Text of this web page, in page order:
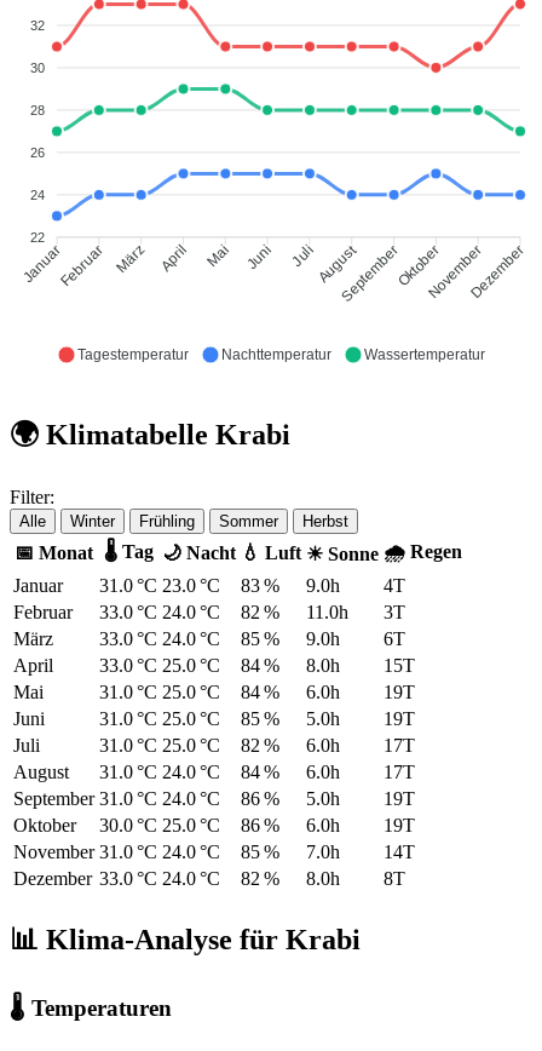
32
30
28
26
24
22
JanuarFebruar März April Mai Juni Juli AugustSeptemberOktoberNovemberDezember
Tagestemperatur Nachttemperatur Wassertemperatur
🌍 Klimatabelle Krabi
Filter:
Alle Winter Frühling Sommer Herbst
📅 Monat 🌡 Tag 🌙 Nacht 💧 Luft ☀ Sonne 🌧 Regen
Januar
31.0 °C 23.0 °C 83 % 9.0h
4T
Februar
33.0 °C 24.0 °C 82 % 11.0h
3T
März
33.0 °C 24.0 °C 85 % 9.0h
6T
April
33.0 °C 25.0 °C 84 % 8.0h
15T
Mai
31.0 °C 25.0 °C 84 % 6.0h
19T
Juni
31.0 °C 25.0 °C 85 % 5.0h
19T
Juli
31.0 °C 25.0 °C 82 % 6.0h
17T
August
31.0 °C 24.0 °C 84 % 6.0h
17T
September 31.0 °C 24.0 °C 86 % 5.0h
19T
Oktober
30.0 °C 25.0 °C 86 % 6.0h
19T
November 31.0 °C 24.0 °C 85 % 7.0h
14T
Dezember 33.0 °C 24.0 °C 82 % 8.0h 8T
📊 Klima-Analyse für Krabi
🌡 Temperaturen